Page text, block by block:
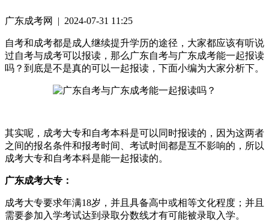
广东成考网 | 2024-07-31 11:25
自考和成考都是成人继续提升学历的途径，大家都应该有听说
过自考与成考可以报读，那么广东自考与广东成考能一起报读
吗？到底是不是真的可以一起报读，下面小编为大家分析下。
其实呢，成考大专和自考本科是可以同时报读的，因为这两者
之间的报名条件和报考时间、考试时间都是互不影响的，所以
成考大专和自考本科是能一起报读的。
广东成考大专：
成考大专要求年满18岁，并且具备高中或相等文化程度；并且
需要参加入学考试达到录取分数线才有可能被录取入学。